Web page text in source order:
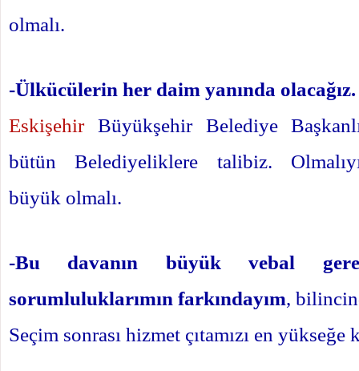
olmalı.
-Ülkücülerin her daim yanında olacağız.
EskişehirBüyükşehir Belediye
bütün Belediyeliklere talibiz.
büyük olmalı.
-Bu davanın büyük vebal
sorumluluklarımın farkındayım,
Seçim sonrası hizmet çıtamızı en yükseğe